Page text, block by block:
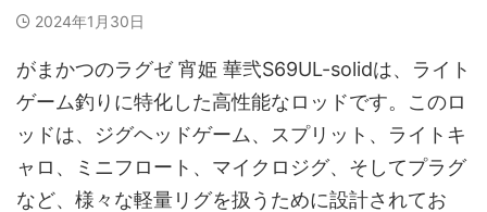
2024年1月30日
がまかつのラグゼ 宵姫 華弐S69UL-solidは、ライト
ゲーム釣りに特化した高性能なロッドです。このロ
ッドは、ジグヘッドゲーム、スプリット、ライトキ
ャロ、ミニフロート、マイクロジグ、そしてプラグ
など、様々な軽量リグを扱うために設計されてお